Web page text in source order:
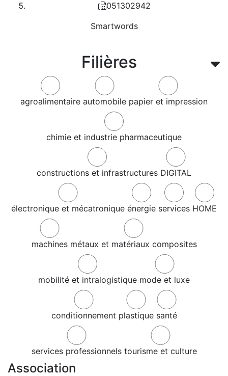
Filières
agroalimentaire automobile papier et impression
chimie et industrie pharmaceutique
constructions et infrastructures DIGITAL
électronique et mécatronique énergie services HOME
machines métaux et matériaux composites
mobilité et intralogistique mode et luxe
conditionnement plastique santé
services professionnels tourisme et culture
051302942
Smartwords
Association